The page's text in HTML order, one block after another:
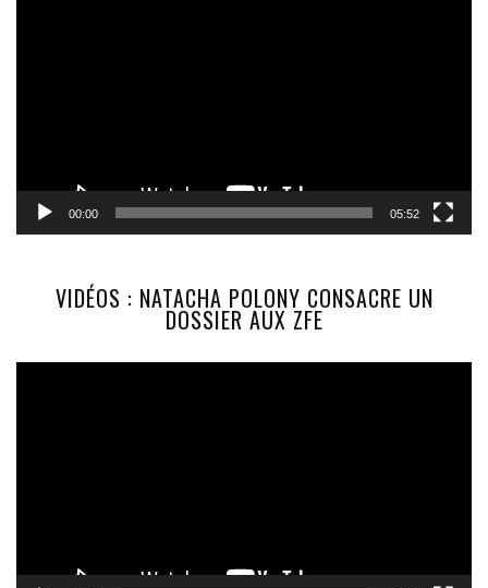
00:00 05:52
VIDÉOS : NATACHA POLONY CONSACRE UN
DOSSIER AUX ZFE